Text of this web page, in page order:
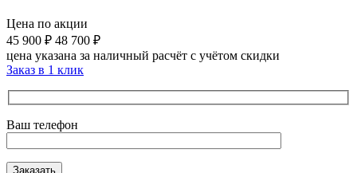
Цена по акции
45 900 ₽ 48 700 ₽
цена указана за наличный расчёт с учётом скидки
Заказ в 1 клик
Ваш телефон